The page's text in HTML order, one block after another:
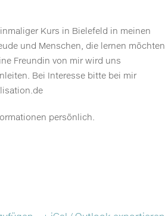
Kurs in Bielefeld in meinen
und Menschen, die lernen möchten
Freundin von mir wird uns
Bei Interesse bitte bei mir
persönlich.